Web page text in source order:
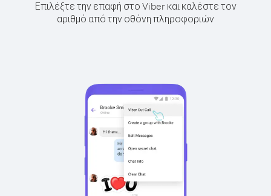
Επιλέξτε την επαφή στο Viber και καλέστε τον
αριθμό από την οθόνη πληροφοριών